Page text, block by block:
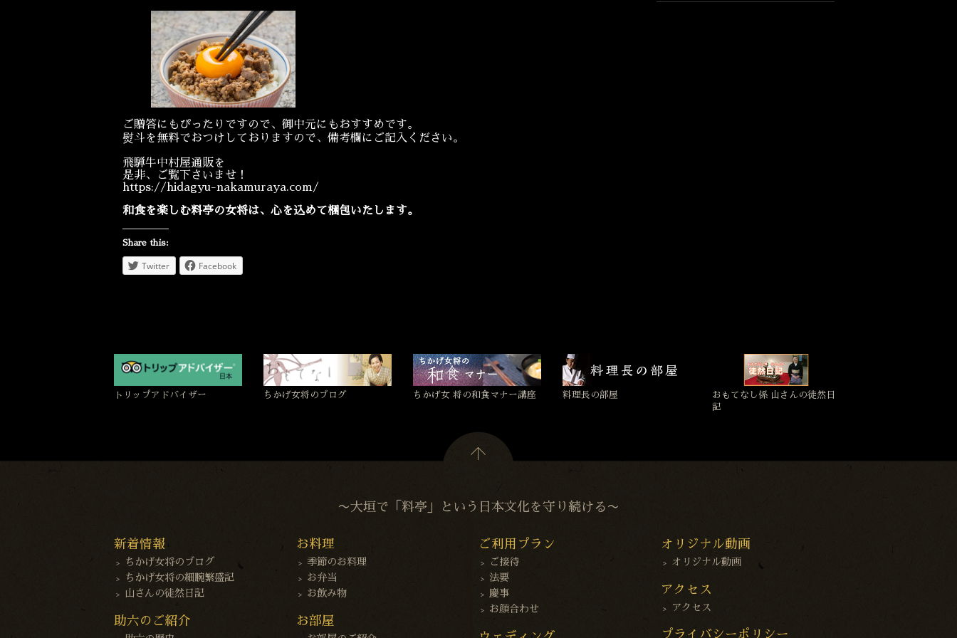
ご贈答にもぴったりですので、御中元にもおすすめです。
熨斗を無料でおつけしておりますので、備考欄にご記入ください。
飛騨牛中村屋通販を
是非、ご覧下さいませ！
https://hidagyu-nakamuraya.com/
和食を楽しむ料亭の女将は、心を込めて梱包いたします。
Share this:
Twitter Facebook
トリップアドバイザー ちかげ女将のブログ ちかげ女 将の和食マナー講座 料理長の部屋
おもてなし係 山さんの徒然日
記
〜大垣で「料亭」という日本文化を守り続ける〜
新着情報
ちかげ女将のブログ
ちかげ女将の細腕繁盛記
山さんの徒然日記
助六のご紹介
お料理
季節のお料理
お弁当
お飲み物
お部屋
ご利用プラン
ご接待
法要
慶事
お顔合わせ
オリジナル動画
オリジナル動画
アクセス
アクセス
プライバシーポリシー